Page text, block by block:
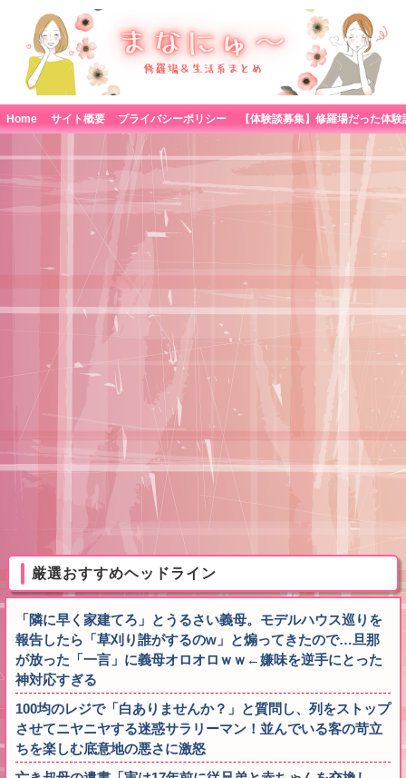
Home サイト概要 プライバシーポリシー
厳選おすすめヘッドライン
「隣に早く家建てろ」とうるさい義母。モデルハウス巡りを
報告したら「草刈り誰がするのw」と煽ってきたので…旦那
が放った「一言」に義母オロオロｗｗ←嫌味を逆手にとった
神対応すぎる
100均のレジで「白ありませんか？」と質問し、列をストップ
させてニヤニヤする迷惑サラリーマン！並んでいる客の苛立
ちを楽しむ底意地の悪さに激怒